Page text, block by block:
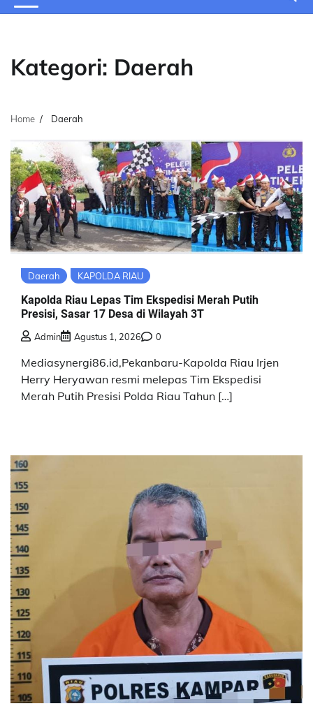
Kategori: Daerah
Home Daerah
Daerah KAPOLDA RIAU
Kapolda Riau Lepas Tim Ekspedisi Merah Putih
Presisi, Sasar 17 Desa di Wilayah 3T
Admin Agustus 1, 2026 0
Mediasynergi86.id,Pekanbaru-Kapolda Riau Irjen
Herry Heryawan resmi melepas Tim Ekspedisi
Merah Putih Presisi Polda Riau Tahun […]